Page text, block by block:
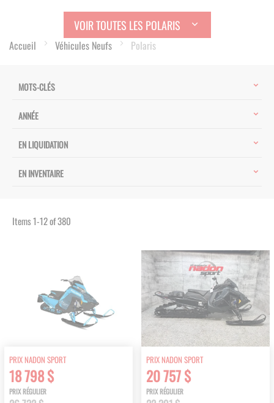
VOIR TOUTES LES POLARIS
Accueil Véhicules Neufs Polaris
MOTS-CLÉS
ANNÉE
EN LIQUIDATION
EN INVENTAIRE
Items1-12of380
PRIX NADON SPORT
18 798 $
PRIX RÉGULIER
PRIX NADON SPORT
20 757 $
PRIX RÉGULIER